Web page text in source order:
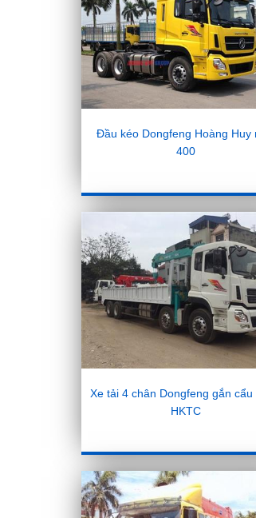
Đầu kéo Dongfeng Hoàng Huy
400
Xe tải 4 chân Dongfeng gắn cẩu
HKTC